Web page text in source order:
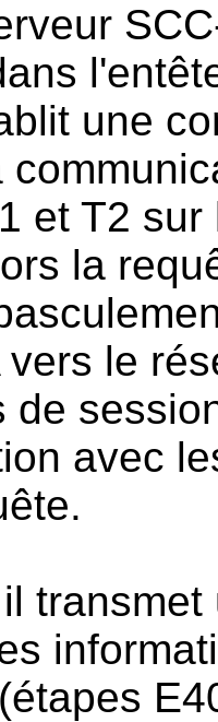
une
et T2
la
vers le
de
avec